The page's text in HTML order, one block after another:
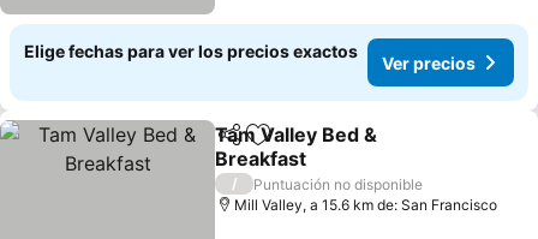
Elige fechas para ver los precios exactos
Ver precios
Compartir
Agregar a favoritos
Tam Valley Bed &
Breakfast
Ver precios
/
Puntuación no disponible
Mill Valley, a 15.6 km de: San Francisco